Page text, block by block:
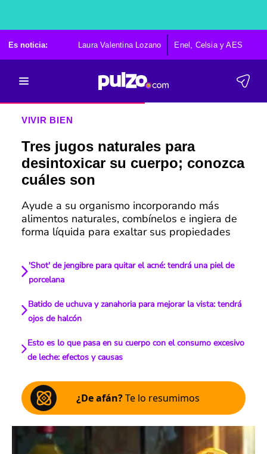
Es noticia: Laura Valentina Lozano Enel, Celsia y AES
VIVIR BIEN
Tres jugos naturales para
desintoxicar su cuerpo; conozca
cuáles son
Ayude a su organismo incorporando más
alimentos naturales, combínelos e ingiera de
forma líquida para exaltar sus propiedades
'Shot' de jengibre para quitar el acné: tendrá una piel de
porcelana
Batido de uchuva y zanahoria para mejorar la vista: tendrá
ojos de halcón
Esto es lo que pasa en su cuerpo con el consumo excesivo
de leche: efectos y causas
¿De afán?Te lo resumimos